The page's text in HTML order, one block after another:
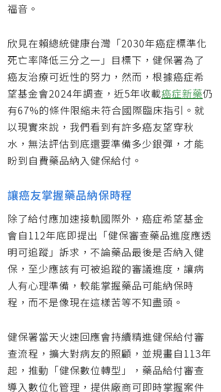
福音。
欣見在賴總統健康台灣「2030年癌症標準化
死亡率降低三分之一」目標下，健保署為了
癌友治療可近性的努力，然而，根據癌症希
望基金會2024年調查，近5年收載癌症新藥仍
有67%的條件限縮未符合國際臨床指引。就
以現實來說，我們看到有許多癌友望穿秋
水，無法評估到底還要準備多少銀彈，才能
盼到自費藥品納入健保給付。
讓癌友掌握藥品納保時程
除了給付應加速接軌國際外，癌症希望基金
會自112年底即提出「健保審查藥品進度應透
明可追蹤」訴求，不論藥品最後是否納入健
保，至少應該有可被追蹤的審議進度，讓病
人有心理準備，較能掌握藥品可能納保時
程，而不是像現在這樣苦等不知盡頭。
健保署當天火速回應會持續精進健保給付審
查流程，擴大對病友的照顧，並規畫自113年
起，推動「健保數位轉型」，藥品給付審查
導入數位化管理，提供廠商可即時掌握案件